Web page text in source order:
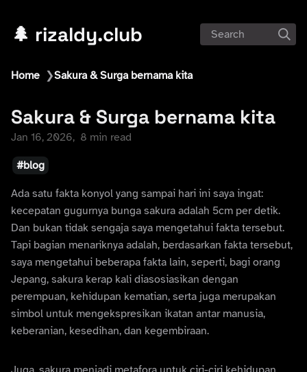
🌲 rizaldy.club Search
Home ❯Sakura & Surga bernama kita
Sakura & Surga bernama kita
Jan 16, 2026 8 min read
blog
Ada satu fakta konyol yang sampai hari ini saya ingat:
kecepatan gugurnya bunga sakura adalah 5cm per detik.
Dan bukan tidak sengaja saya mengetahui fakta tersebut.
Tapi bagian menariknya adalah, berdasarkan fakta tersebut,
saya mengetahui beberapa fakta lain, seperti, bagi orang
Jepang, sakura kerap kali diasosiasikan dengan
perempuan, kehidupan kematian, serta juga merupakan
simbol untuk mengekspresikan ikatan antar manusia,
keberanian, kesedihan, dan kegembiraan.